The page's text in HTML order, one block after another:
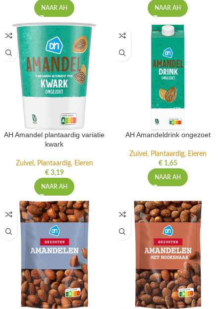
NAAR AH NAAR AH
AH Amandel plantaardig variatie
kwark
Zuivel, Plantaardig, Eieren
€3,19
NAAR AH
AH Amandeldrink ongezoet
Zuivel, Plantaardig, Eieren
€1,65
NAAR AH